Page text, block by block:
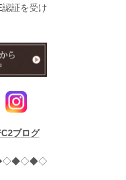
証を受け
ブログ